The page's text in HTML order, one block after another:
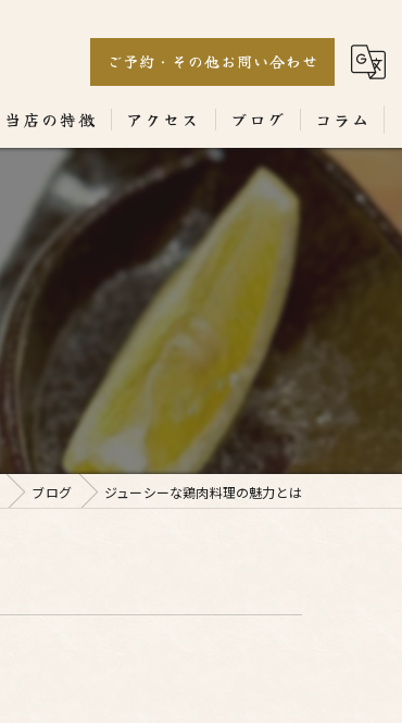
ご予約・その他お問い合わせ
当店の特徴
居酒屋
専門店
ランチ
アクセス ブログ コラム
ブログ ジューシーな鶏肉料理の魅力とは